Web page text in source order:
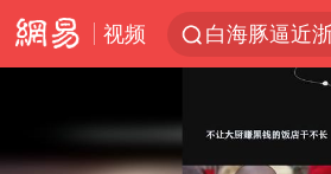
视频
白海豚逼近